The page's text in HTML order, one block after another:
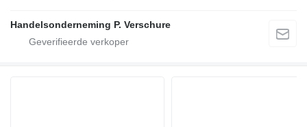
Handelsonderneming P. Verschure